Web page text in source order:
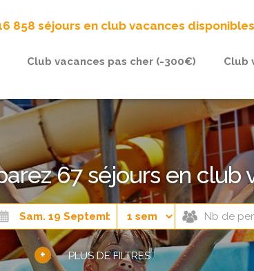
858 séjours en club vacances disponibles
Club vacances pas cher (-300€)
Club
67 séjours en club
+ PLUS DE FILTRES